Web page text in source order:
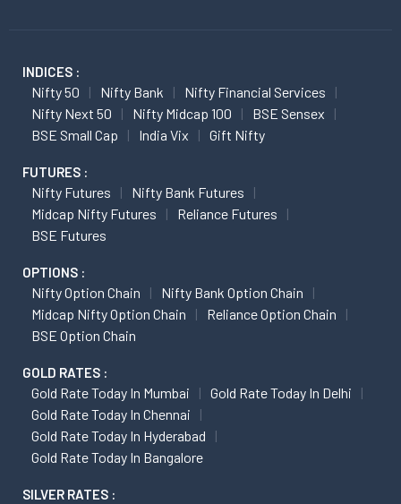
INDICES :
Nifty 50 Nifty Bank
Nifty Financial Services
Nifty Next 50
Nifty Midcap 100
BSE Sensex
BSE Small Cap
India Vix Gift Nifty
FUTURES :
Nifty Futures
Nifty Bank Futures
Midcap Nifty Futures
Reliance Futures
BSE Futures
OPTIONS :
Nifty Option Chain
Nifty Bank Option Chain
Midcap Nifty Option Chain
Reliance Option Chain
BSE Option Chain
GOLD RATES :
Gold Rate Today In Mumbai
Gold Rate Today In Delhi
Gold Rate Today In Chennai
Gold Rate Today In Hyderabad
Gold Rate Today In Bangalore
SILVER RATES :